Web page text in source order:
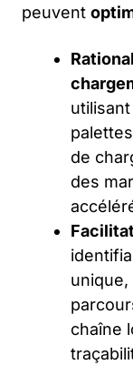
peuvent
de
des
chaîne